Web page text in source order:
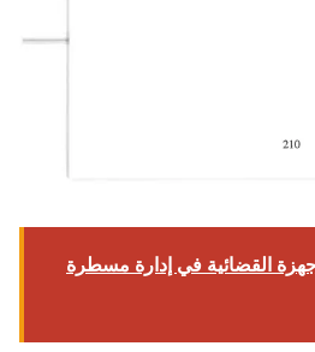
القضائية في إدارة مسطرة